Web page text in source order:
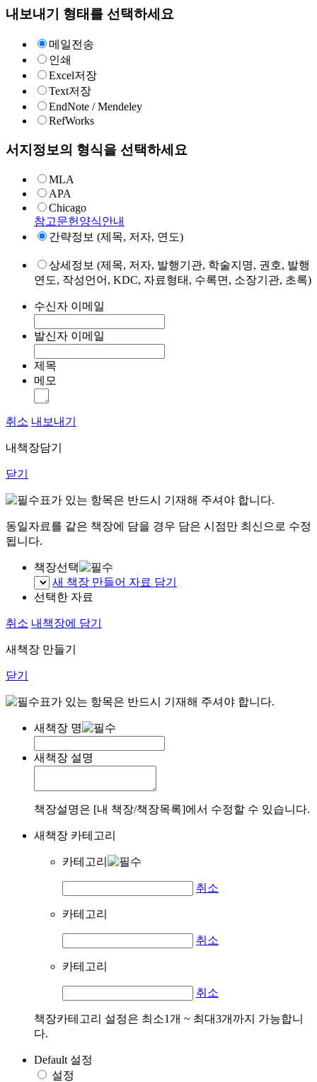
내보내기 형태를 선택하세요
메일전송
인쇄
Excel저장
Text저장
EndNote / Mendeley
RefWorks
서지정보의 형식을 선택하세요
MLA
APA
Chicago
참고문헌양식안내
간략정보 (제목, 저자, 연도)
상세정보 (제목, 저자, 발행기관, 학술지명, 권호, 발행
연도, 작성언어, KDC, 자료형태, 수록면, 소장기관, 초록)
수신자 이메일
발신자 이메일
제목
메모
취소 내보내기
내책장담기
닫기
표가 있는 항목은 반드시 기재해 주셔야 합니다.
동일자료를 같은 책장에 담을 경우 담은 시점만 최신으로 수정
됩니다.
책장선택
새 책장 만들어 자료 담기
선택한 자료
취소 내책장에 담기
새책장 만들기
닫기
표가 있는 항목은 반드시 기재해 주셔야 합니다.
새책장 명
새책장 설명
책장설명은 [내 책장/책장목록]에서 수정할 수 있습니다.
새책장 카테고리
카테고리
취소
카테고리
취소
카테고리
취소
책장카테고리 설정은 최소1개 ~ 최대3개까지 가능합니
다.
Default 설정
설정